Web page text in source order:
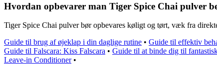
Hvordan opbevarer man Tiger Spice Chai pulver
Tiger Spice Chai pulver bør opbevares køligt og tørt, væk fra
Guide til brug af øjeklap i din daglige rutine • Guide til effektiv
Guide til Falscara: Kiss Falscara • Guide til at binde dig til
Leave-in Conditioner•